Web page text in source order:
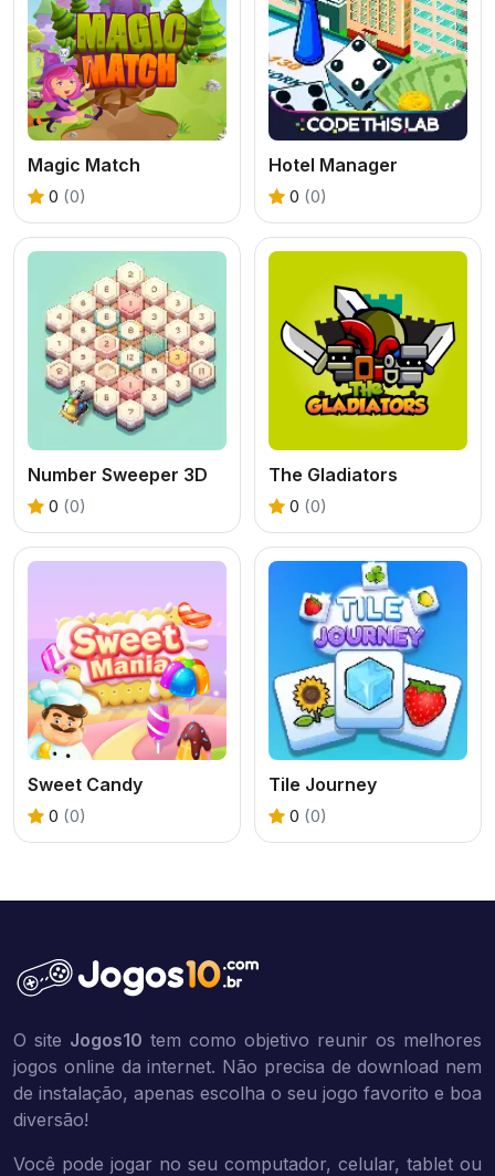
Magic Match
0 (0)
Hotel Manager
0 (0)
Number Sweeper 3D
0 (0)
The Gladiators
0 (0)
Sweet Candy
0 (0)
Tile Journey
0 (0)
O site Jogos10 tem como objetivo reunir os melhores
jogos online da internet. Não precisa de download nem
de instalação, apenas escolha o seu jogo favorito e boa
diversão!
Você pode jogar no seu computador, celular, tablet ou